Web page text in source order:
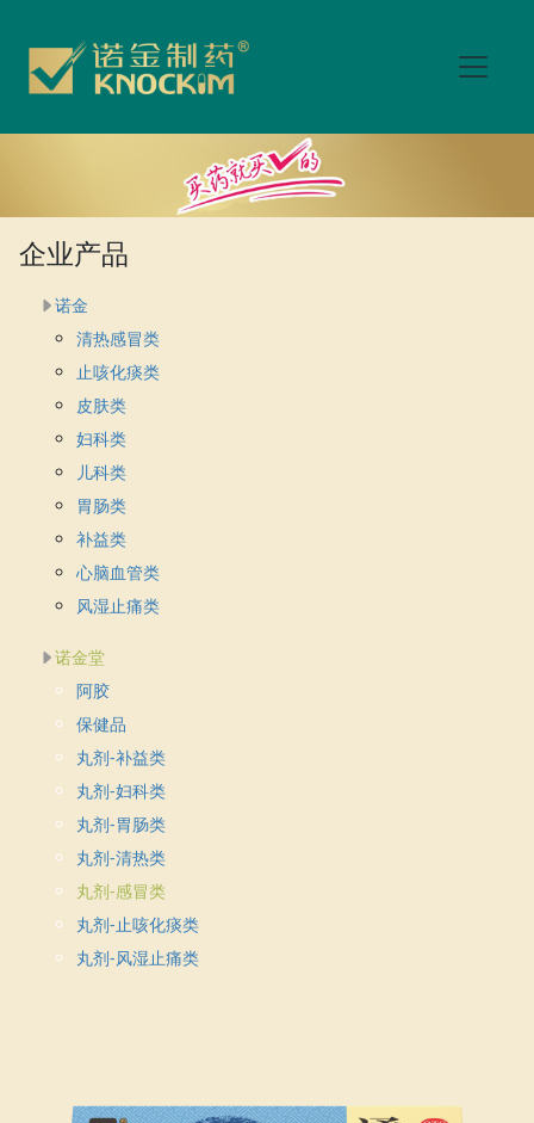
企业产品
诺金
清热感冒类
止咳化痰类
皮肤类
妇科类
儿科类
胃肠类
补益类
心脑血管类
风湿止痛类
诺金堂
阿胶
保健品
丸剂-补益类
丸剂-妇科类
丸剂-胃肠类
丸剂-清热类
丸剂-感冒类
丸剂-止咳化痰类
丸剂-风湿止痛类